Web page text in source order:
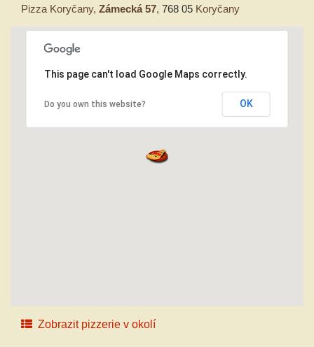
Pizza Koryčany, Zámecká 57, 768 05 Koryčany
This page can't load Google Maps correctly.
Do you own this website? OK
Zobrazit pizzerie v okolí